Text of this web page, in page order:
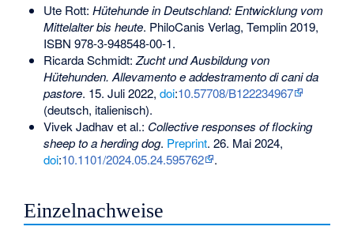
Ute Rott: Hütehunde in Deutschland: Entwicklung vom
Mittelalter bis heute. PhiloCanis Verlag, Templin 2019,
ISBN 978-3-948548-00-1.
Ricarda Schmidt: Zucht und Ausbildung von
Hütehunden. Allevamento e addestramento di cani da
pastore. 15. Juli 2022, doi:10.57708/B122234967
(deutsch, italienisch).
Vivek Jadhav et al.: Collective responses of flocking
sheep to a herding dog. Preprint. 26. Mai 2024,
doi:10.1101/2024.05.24.595762 .
Einzelnachweise